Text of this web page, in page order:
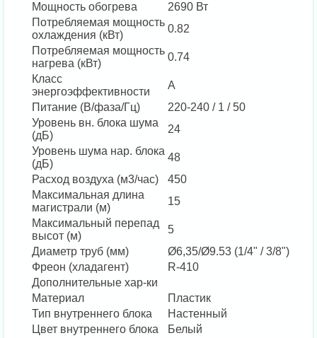
Мощность обогрева
2690 Вт
Потребляемая мощность
охлаждения (кВт)
0.82
Потребляемая мощность
нагрева (кВт)
0.74
Класс
энергоэффективности
А
Питание (В/фаза/Гц)
220-240 / 1 / 50
Уровень вн. блока шума
(дБ)
24
Уровень шума нар. блока
(дБ)
48
Расход воздуха (м3/час)
450
Максимальная длина
магистрали (м)
15
Максимальный перепад
высот (м)
5
Диаметр труб (мм)
Ø6,35/Ø9.53 (1/4" / 3/8")
Фреон (хладагент)
R-410
Дополнительные хар-ки
Материал
Пластик
Тип внутреннего блока
Настенный
Цвет внутреннего блока
Белый